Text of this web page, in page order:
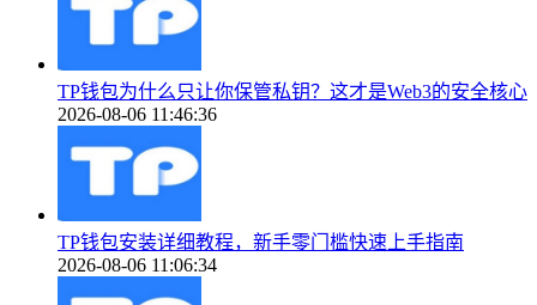
TP钱包为什么只让你保管私钥？这才是Web3的安全核心
2026-08-06 11:46:36
TP钱包安装详细教程，新手零门槛快速上手指南
2026-08-06 11:06:34